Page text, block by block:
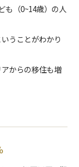
も（0~14歳）の人
うことがわかり
からの移住も増